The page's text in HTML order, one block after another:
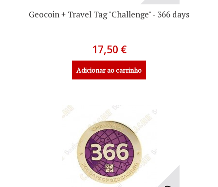
Geocoin + Travel Tag "Challenge" - 366 days
17,50 €
Adicionar ao carrinho